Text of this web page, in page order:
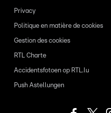
Privacy
Politique en matière de cookies
Gestion des cookies
RTL Charte
Accidentsfotoen op RTL.lu
Push Astellungen